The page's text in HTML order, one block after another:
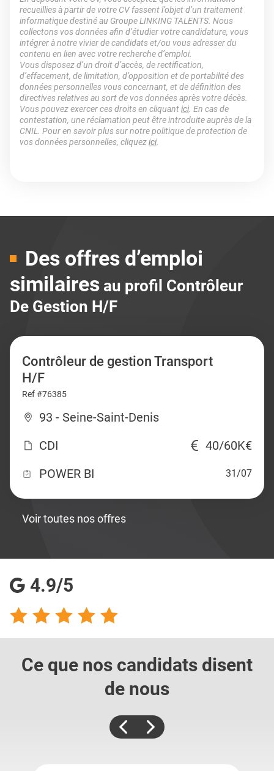
recueillies à partir de votre CV fassent l’objet d’un traitement
informatique destiné au Groupe LINKING TALENTS. Nous
collectons vos données afin d’étudier votre candidature, vous
intégrer à notre vivier de candidats et/ou vous adresser du
contenu en lien avec votre recherche d’emploi.
Vous disposez d’un droit d’accès, de rectification,
d’effacement, de limitation, d’opposition et de portabilité des
données personnelles vous concernant, et de définition des
directives relatives au sort de vos données après votre décès.
Vous pouvez exercer ces droits en cliquantici. En cas de
contestation, une réclamation peut être introduite auprès de la
CNIL. Pour en savoir plus sur notre politique de protection de
vos données personnelles, cliquezici.
Des offres d’emploi
similaires au profil Contrôleur
De Gestion H/F
Contrôleur de gestion Transport
H/F
Ref #76385
93 - Seine-Saint-Denis
CDI
40/60K€
POWER BI
31/07
Voir toutes nos offres
4.9/5
Ce que nos candidats disent
de nous